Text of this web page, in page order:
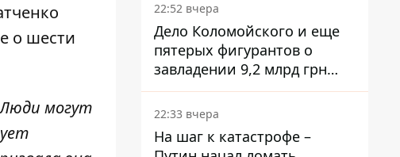
о шести
могут
22:52 вчера
Дело Коломойского и еще
пятерых фигурантов о
завладении 9,2 млрд грн
ПриватБанка направили в
суд
22:33 вчера
На шаг к катастрофе –